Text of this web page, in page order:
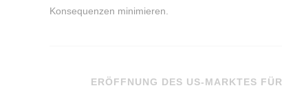
Konsequenzen minimieren.
ERÖFFNUNG DES US-MARKTES FÜR